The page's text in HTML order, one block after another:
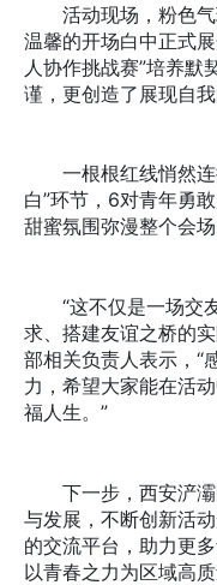
活动现场，粉色气
温馨的开场白中正式
人协作挑战赛”培养默
谨，更创造了展现自我
一根根红线悄然连
白”环节，6对青年勇
甜蜜氛围弥漫整个会场
“这不仅是一场交友
求、搭建友谊之桥的
部相关负责人表示，“
力，希望大家能在活
福人生。”
下一步，西安浐灞
与发展，不断创新活
的交流平台，助力更
以青春之力为区域高